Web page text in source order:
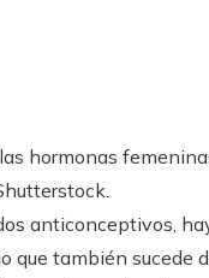
hormonas
anticonceptivos,
que también sucede